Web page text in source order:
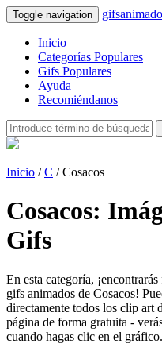
Toggle navigation
Inicio
Categorías Populares
Gifs Populares
Ayuda
Recomiéndanos
Inicio /C / Cosacos
Cosacos:
Gifs
En esta categoría,
gifs animados de Cosacos!
directamente todos los clip art
página de forma gratuita -
cuando hagas clic en el gráfico.